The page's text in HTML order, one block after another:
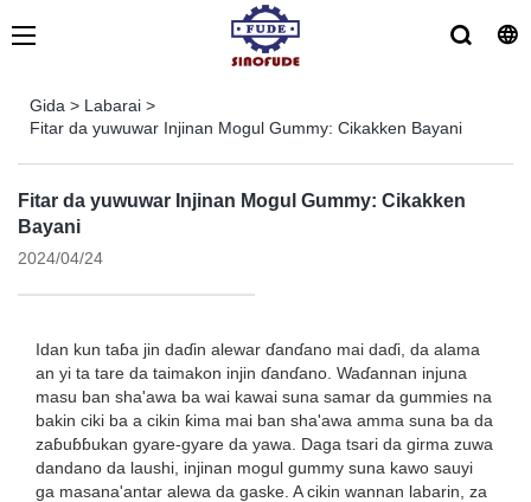
Gida > Labarai >
Fitar da yuwuwar Injinan Mogul Gummy: Cikakken Bayani
Fitar da yuwuwar Injinan Mogul Gummy: Cikakken
Bayani
2024/04/24
Idan kun taɓa jin daɗin alewar ɗanɗano mai daɗi, da alama
an yi ta tare da taimakon injin ɗanɗano. Waɗannan injuna
masu ban sha'awa ba wai kawai suna samar da gummies na
bakin ciki ba a cikin ƙima mai ban sha'awa amma suna ba da
zaɓuɓɓukan gyare-gyare da yawa. Daga tsari da girma zuwa
dandano da laushi, injinan mogul gummy suna kawo sauyi
ga masana'antar alewa da gaske. A cikin wannan labarin, za